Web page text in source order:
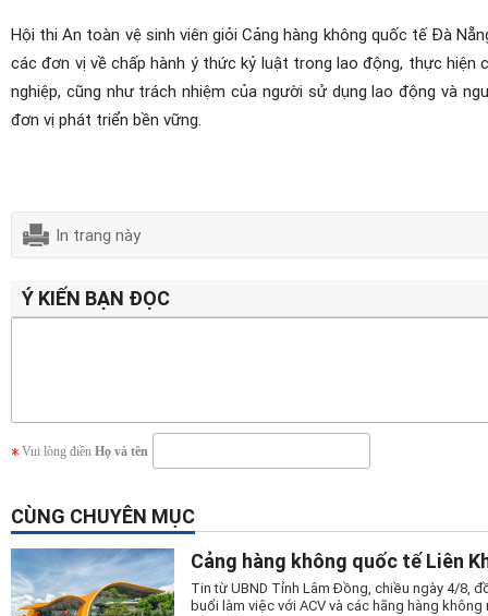
Hội thi An toàn vệ sinh viên giỏi Cảng hàng không quốc tế Đà
các đơn vị vềchấp hành ý thức kỷ luật trong lao động, thực hiện
nghiệp, cũng như trách nhiệm của người sử dụng lao động và
đơn vị phát triển bền vững.
In trang này
Ý KIẾN BẠN ĐỌC
Vui lòng điền Họ và tên
CÙNG CHUYÊN MỤC
Cảng hàng không quốc tế Liên
Tin từ UBND Tỉnh Lâm Đồng, chiều ngày 4/8,
buổi làm việc với ACV và các hãng hàng